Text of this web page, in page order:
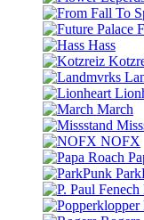
Hass
March
NOFX